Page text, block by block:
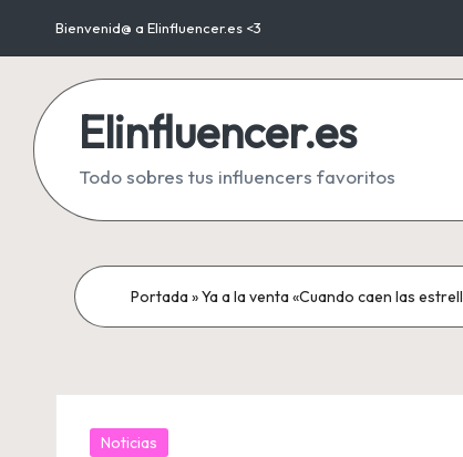
Saltar
contenido
Bienvenid@ a Elinfluencer.es <3
Elinfluencer.es
Todo sobres tus influencers favoritos
Portada»Ya a la venta «Cuando caen las
Publicada
Noticias